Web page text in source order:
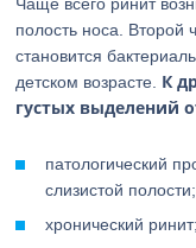
полость носа. Второй
становится
детском возрасте. К
густых выделений
патологический
слизистой полости;
хронический ринит;